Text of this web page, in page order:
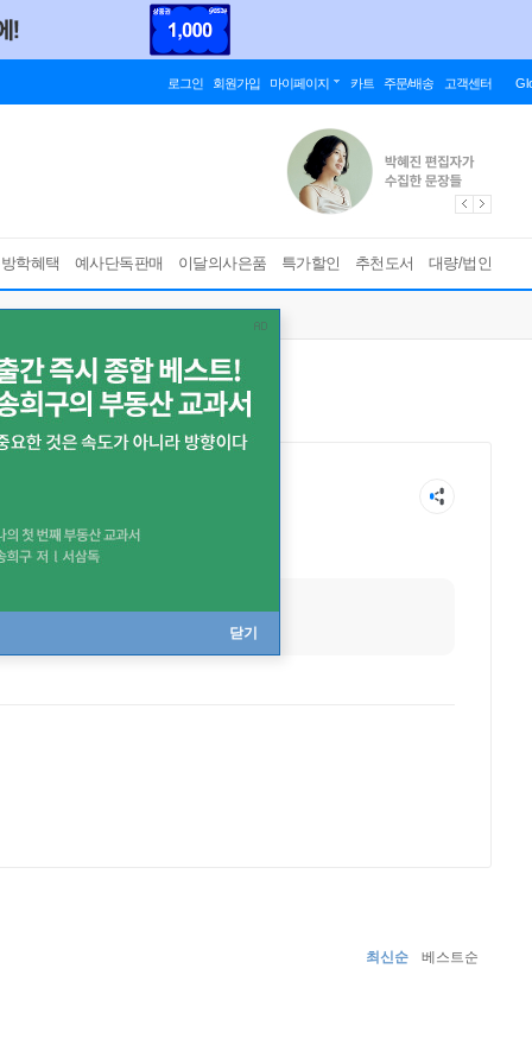
로그인 회원가입 마이페이지 카트 주문/배송 고객센터
학혜택 예사단독판매 이달의사은품 특가할인 추천도서 대량/법인
닫기
최신순 베스트순